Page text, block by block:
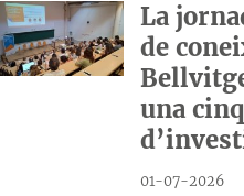
La
de
una
01-07-2026